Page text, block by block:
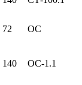
72
ОС
140 ОС-1.1